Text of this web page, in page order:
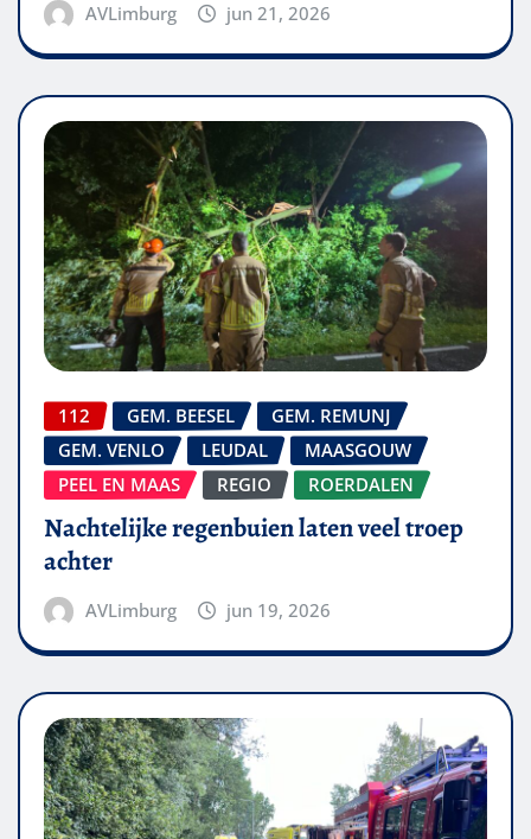
AVLimburg jun 21, 2026
112 GEM. BEESEL
GEM. REMUNJ
GEM. VENLO
LEUDAL
MAASGOUW
PEEL EN MAAS
REGIO ROERDALEN
Nachtelijke regenbuien laten veel troep
achter
AVLimburg jun 19, 2026